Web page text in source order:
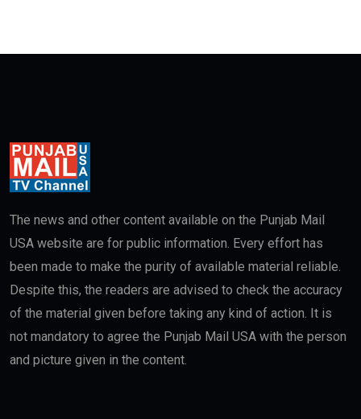
The news and other content available on the Punjab Mail
USA website are for public information. Every effort has
been made to make the purity of available material reliable.
Despite this, the readers are advised to check the accuracy
of the material given before taking any kind of action. It is
not mandatory to agree the Punjab Mail USA with the person
and picture given in the content.